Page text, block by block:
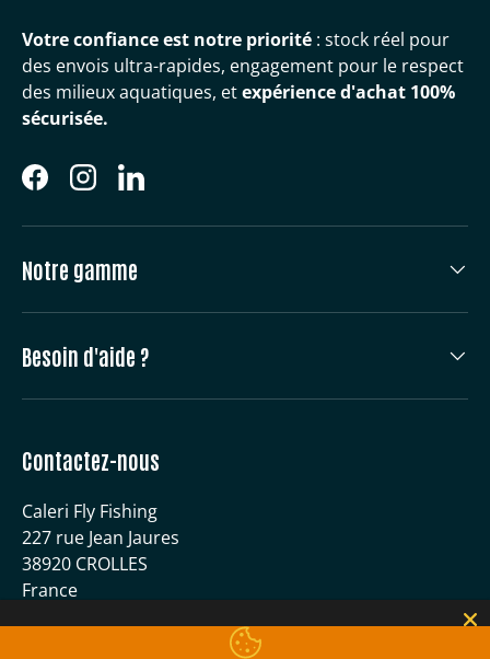
Votre confiance est notre priorité : stock réel pour
des envois ultra-rapides, engagement pour le respect
des milieux aquatiques, etexpérience d'achat 100%
sécurisée.
FacebookInstagramLinkedIn
Notre gamme
Besoin d'aide ?
Contactez-nous
Caleri Fly Fishing
227 rue Jean Jaures
38920 CROLLES
France